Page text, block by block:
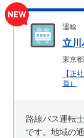
運輸
立川
東京
【正
員）
路線バス運転
です。地域の